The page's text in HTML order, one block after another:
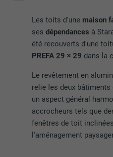
Les toits d'une maison
sesdépendances à
été recouverts d'une
PREFA 29 × 29 dans la
Le revêtement en
relie les deux
un aspect général
accrocheurs tels que
fenêtres de toit
l'aménagement